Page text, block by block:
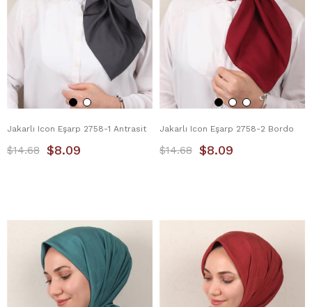
Jakarlı Icon Eşarp 2758-1 Antrasit
$8.09
$14.68
Jakarlı Icon Eşarp 2758-2 Bordo
$8.09
$14.68